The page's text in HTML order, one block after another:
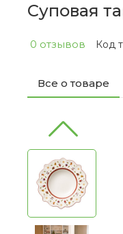
Суповая
0 отзывов Код
Все о товаре